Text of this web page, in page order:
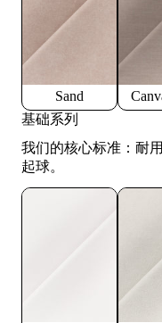
Sand
基础系列
我们的核心标准：耐
起球。